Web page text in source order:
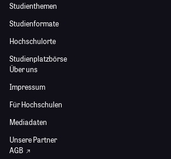
Studienthemen
Studienformate
Hochschulorte
Studienplatzbörse
Über uns
Impressum
Für Hochschulen
Mediadaten
Unsere Partner
AGB